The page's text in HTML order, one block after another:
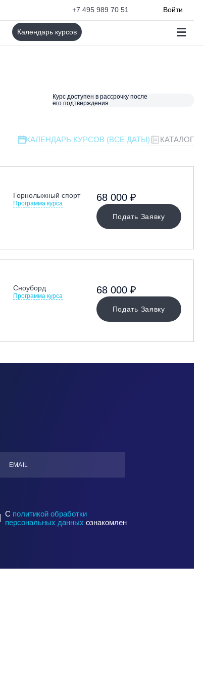
+7 495 989 70 51 Войти
Календарь курсов
Курс доступен в рассрочку после
его подтверждения
КАЛЕНДАРЬ КУРСОВ (ВСЕ ДАТЫ) КАТАЛОГ
Горнолыжный спорт
Программа курса
Подать Заявку
68 000 ₽
Сноуборд
Программа курса
Подать Заявку
68 000 ₽
ЕMАIL
C политикой обработки
персональных данных ознакомлен